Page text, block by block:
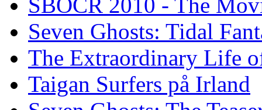
SBOCR 2010 - The
Seven Ghosts: Tidal
The Extraordinary Life
Taigan Surfers på Irland